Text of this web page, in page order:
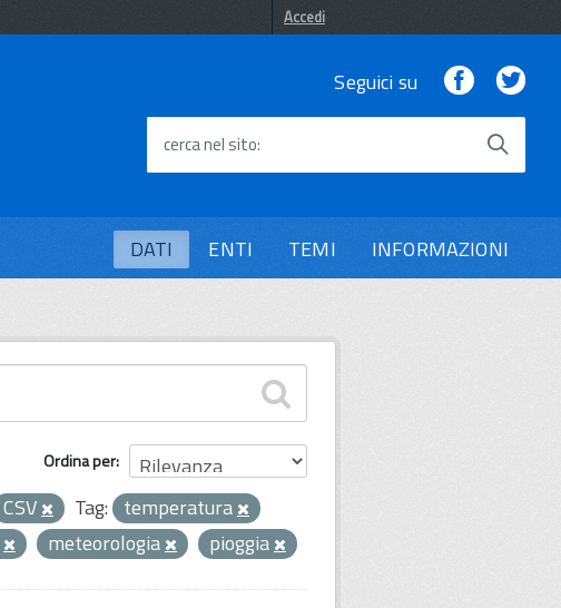
Accedi
Seguici su Facebook
cerca nel sito
DATI ENTI TEMI INFORMAZIONI
Ordina per
CSV Tag: temperatura
meteorologia pioggia